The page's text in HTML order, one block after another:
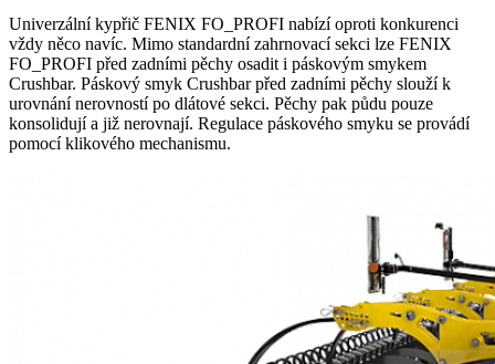
Univerzální kypřič FENIX FO_PROFI nabízí oproti konkurenci
vždy něco navíc. Mimo standardní zahrnovací sekci lze FENIX
FO_PROFI před zadními pěchy osadit i páskovým smykem
Crushbar. Páskový smyk Crushbar před zadními pěchy slouží k
urovnání nerovností po dlátové sekci. Pěchy pak půdu pouze
konsolidují a již nerovnají. Regulace páskového smyku se provádí
pomocí klikového mechanismu.